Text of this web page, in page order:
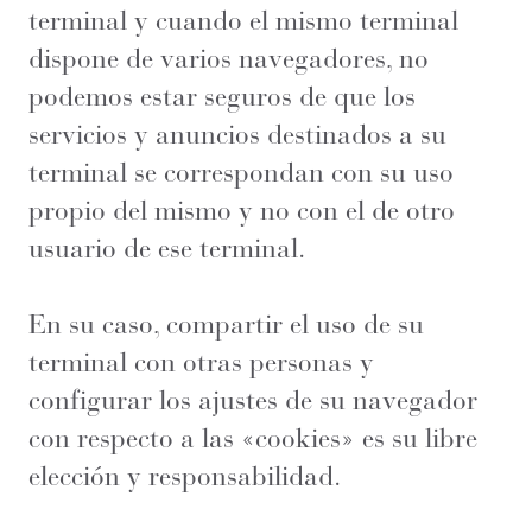
terminal y cuando el mismo terminal
dispone de varios navegadores, no
podemos estar seguros de que los
servicios y anuncios destinados a su
terminal se correspondan con su uso
propio del mismo y no con el de otro
usuario de ese terminal.
En su caso, compartir el uso de su
terminal con otras personas y
configurar los ajustes de su navegador
con respecto a las «cookies» es su libre
elección y responsabilidad.